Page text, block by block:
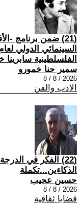
(21) ضمن برنامج -
الفلسلطينية
سمير حنا خمورو
2026 / 8 / 8
الادب والفن
(22) الفكر في
الذكاءين...تكملة
حسين عجيب
2026 / 8 / 8
قضايا ثقافية